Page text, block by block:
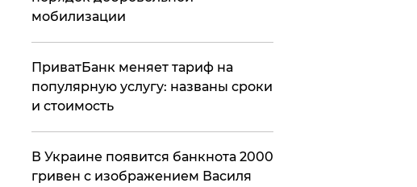
мобилизации
ПриватБанк меняет тариф на
популярную услугу: названы сроки
и стоимость
В Украине появится банкнота 2000
гривен с изображением Василя